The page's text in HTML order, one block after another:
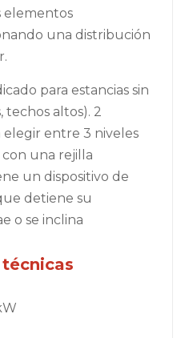
elementos
una distribución
para estancias sin
techos altos). 2
entre 3 niveles
una rejilla
un dispositivo de
detiene su
o se inclina